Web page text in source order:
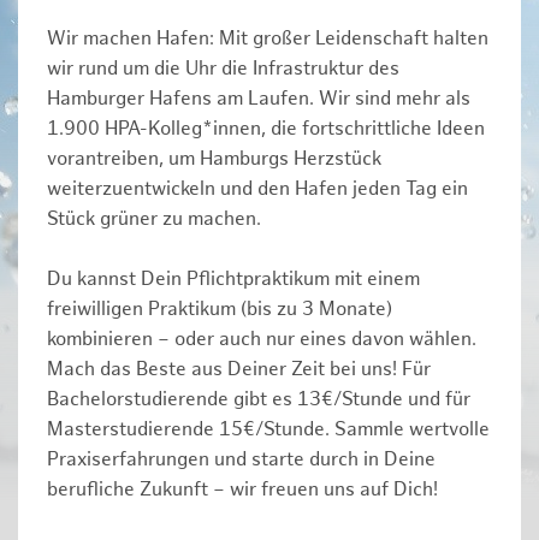
Wir machen Hafen: Mit großer Leidenschaft halten
wir rund um die Uhr die Infrastruktur des
Hamburger Hafens am Laufen. Wir sind mehr als
1.900 HPA-Kolleg*innen, die fortschrittliche Ideen
vorantreiben, um Hamburgs Herzstück
weiterzuentwickeln und den Hafen jeden Tag ein
Stück grüner zu machen.
Du kannst Dein Pflichtpraktikum mit einem
freiwilligen Praktikum (bis zu 3 Monate)
kombinieren – oder auch nur eines davon wählen.
Mach das Beste aus Deiner Zeit bei uns! Für
Bachelorstudierende gibt es 13€/Stunde und für
Masterstudierende 15€/Stunde. Sammle wertvolle
Praxiserfahrungen und starte durch in Deine
berufliche Zukunft – wir freuen uns auf Dich!